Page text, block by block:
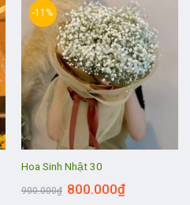
-11%
Hoa Sinh Nhật 30
900.000₫ 800.000₫